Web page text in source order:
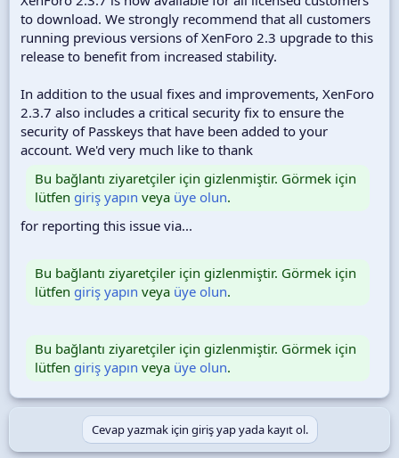
to download. We strongly recommend that all customers
running previous versions of XenForo 2.3 upgrade to this
release to benefit from increased stability.
In addition to the usual fixes and improvements, XenForo
2.3.7 also includes a critical security fix to ensure the
security of Passkeys that have been added to your
account. We'd very much like to thank
Bu bağlantı ziyaretçiler için gizlenmiştir. Görmek için
lütfen giriş yapın veya üye olun.
for reporting this issue via...
Bu bağlantı ziyaretçiler için gizlenmiştir. Görmek için
lütfen giriş yapın veya üye olun.
Bu bağlantı ziyaretçiler için gizlenmiştir. Görmek için
lütfen giriş yapın veya üye olun.
Cevap yazmak için giriş yap yada kayıt ol.